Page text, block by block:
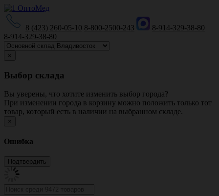
8 (423) 260-05-10 8-800-2500-243
8-914-329-38-80
8-914-329-38-80
×
Выбор склада
Вы уверены, что хотите изменить выбор города?
При изменении города в корзину можно положить только тот
товар, который есть в наличии на выбранном складе.
×
Ошибка